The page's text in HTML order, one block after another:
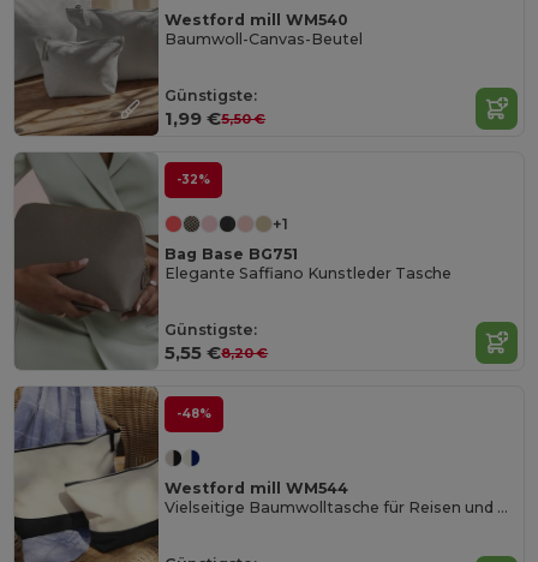
Westford mill WM540
Baumwoll-Canvas-Beutel
Günstigste:
1,99 €5,50 €
-32%
+1
Bag Base BG751
Elegante Saffiano Kunstleder Tasche
Günstigste:
5,55 €8,20 €
-48%
Westford mill WM544
Vielseitige Baumwolltasche für Reisen und Alltag